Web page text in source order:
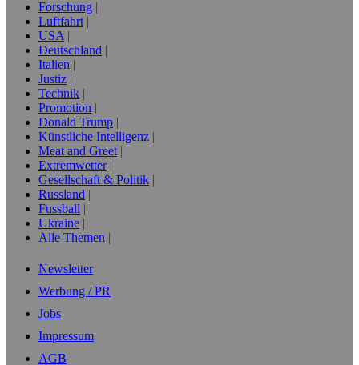
Forschung
Luftfahrt
USA
Deutschland
Italien
Justiz
Technik
Promotion
Donald Trump
Künstliche Intelligenz
Meat and Greet
Extremwetter
Gesellschaft & Politik
Russland
Fussball
Ukraine
Alle Themen
Newsletter
Werbung / PR
Jobs
Impressum
AGB